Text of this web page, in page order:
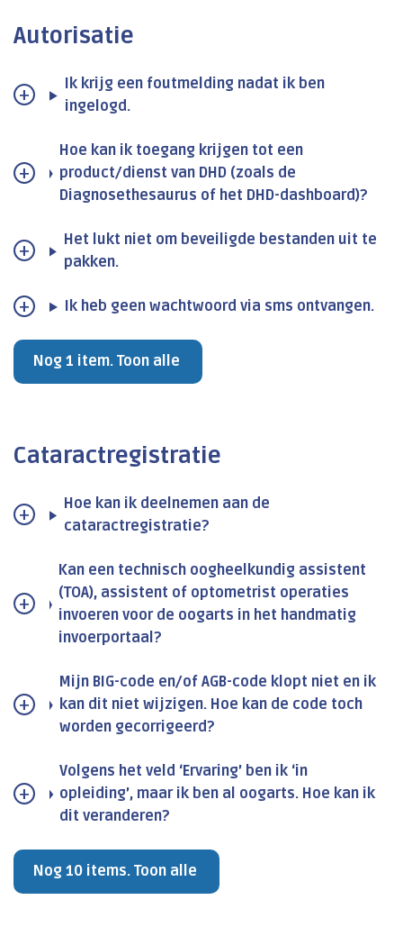
Autorisatie
Ik krijg een foutmelding nadat ik ben
ingelogd.
Hoe kan ik toegang krijgen tot een
product/dienst van DHD (zoals de
Diagnosethesaurus of het DHD-dashboard)?
Het lukt niet om beveiligde bestanden uit te
pakken.
Ik heb geen wachtwoord via sms ontvangen.
Nog 1 item. Toon alle
Cataractregistratie
Hoe kan ik deelnemen aan de
cataractregistratie?
Kan een technisch oogheelkundig assistent
(TOA), assistent of optometrist operaties
invoeren voor de oogarts in het handmatig
invoerportaal?
Mijn BIG-code en/of AGB-code klopt niet en ik
kan dit niet wijzigen. Hoe kan de code toch
worden gecorrigeerd?
Volgens het veld ‘Ervaring’ ben ik ‘in
opleiding’, maar ik ben al oogarts. Hoe kan ik
dit veranderen?
Nog 10 items. Toon alle